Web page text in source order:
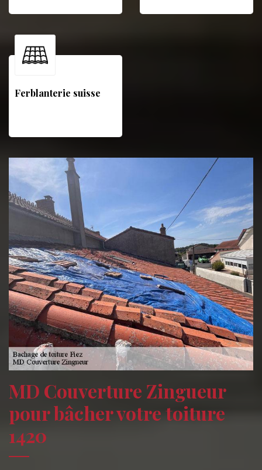
Ferblanterie suisse
MD Couverture Zingueur
pour bâcher votre toiture
1420